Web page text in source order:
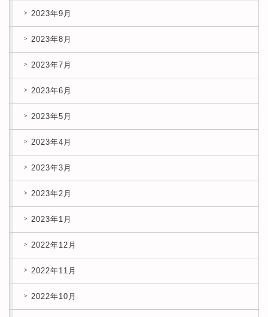
2023年9月
2023年8月
2023年7月
2023年6月
2023年5月
2023年4月
2023年3月
2023年2月
2023年1月
2022年12月
2022年11月
2022年10月